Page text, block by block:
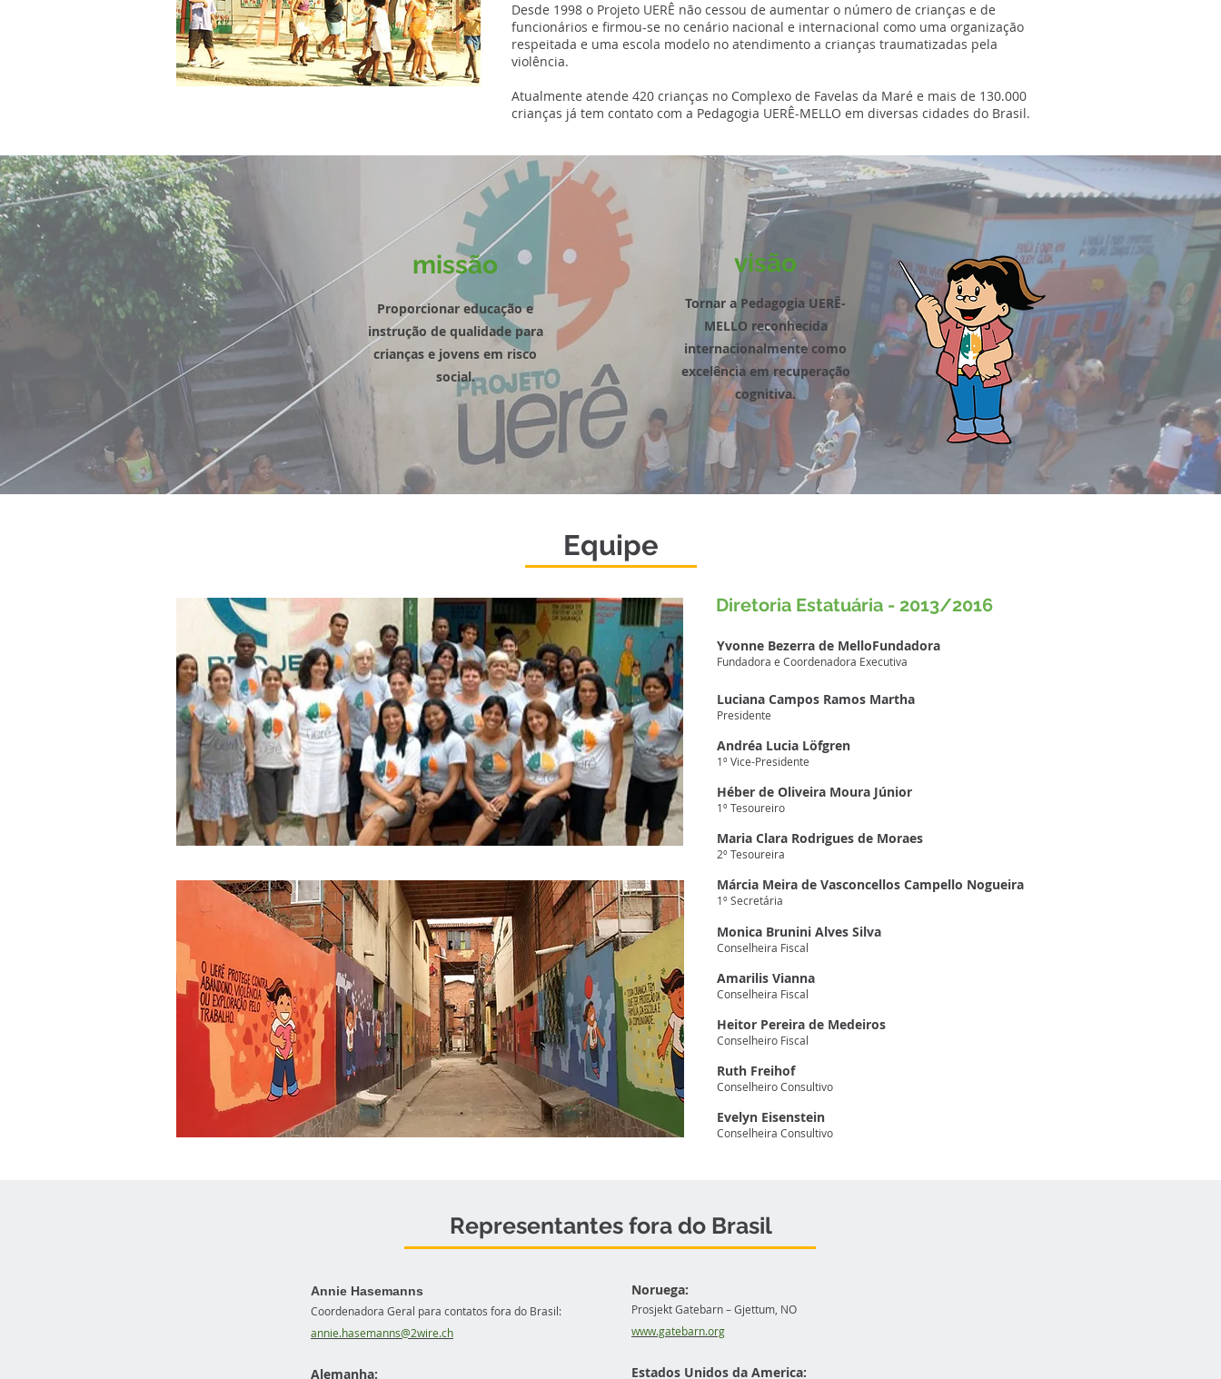
Desde 1998 o Projeto UERÊ não cessou de aumentar o número de crianças e de
funcionários e firmou-se no cenário nacional e internacional como uma organização
respeitada e uma escola modelo no atendimento a crianças traumatizadas pela
violência.
Atualmente atende 420 crianças no Complexo de Favelas da Maré e mais de 130.000
crianças já tem contato com a Pedagogia UERÊ-MELLO em diversas cidades do Brasil.
missão
Proporcionar educação e
instrução de qualidade para
crianças e jovens em risco
social.
Tornar a Pedagogia UERÊ-
MELLO reconhecida
internacionalmente como
excelência em recuperação
cognitiva.
visão
Equipe
Yvonne Bezerra de MelloFundadora
Fundadora e Coordenadora Executiva
Luciana Campos Ramos Martha
Presidente
Andréa Lucia Löfgren
1º Vice-Presidente
Héber de Oliveira Moura Júnior
1º Tesoureiro
Maria Clara Rodrigues de Moraes
2º Tesoureira
Márcia Meira de Vasconcellos Campello Nogueira
1º Secretária
Monica Brunini Alves Silva
Conselheira Fiscal
Amarilis Vianna
Conselheira Fiscal
Heitor Pereira de Medeiros
Conselheiro Fiscal
Ruth Freihof
Conselheiro Consultivo
Evelyn Eisenstein
Conselheira Consultivo
Diretoria Estatuária - 2013/2016
Representantes fora do Brasil
Annie Hasemanns
Coordenadora Geral para contatos fora do Brasil:
annie.hasemanns@2wire.ch
Alemanha:
Noruega:
Prosjekt Gatebarn – Gjettum, NO
www.gatebarn.org
Estados Unidos da America: